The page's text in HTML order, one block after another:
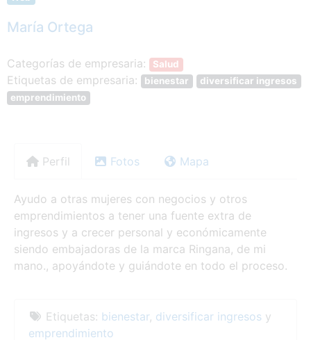
María Ortega
Categorías de empresaria: Salud
Etiquetas de empresaria: bienestar
diversificar ingresos
emprendimiento
Perfil Fotos Mapa
Ayudo a otras mujeres con negocios y otros
emprendimientos a tener una fuente extra de
ingresos y a crecer personal y económicamente
siendo embajadoras de la marca Ringana, de mi
mano., apoyándote y guiándote en todo el proceso.
Etiquetas: bienestar, diversificar ingresos y
emprendimiento